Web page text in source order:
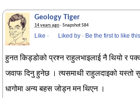
Geology Tiger
14 years ago· Snapshot 584
Like · Liked by · Be the first to like
हुनत किड्डोको प्रश्न राहुलभाइलाई नै थियो र
जवाफ दिनु हुनेछ । त्यसमाथी राहुलदाइको यस्तो
धागोमा अन्य बहस जोड्न मन थिएन ।